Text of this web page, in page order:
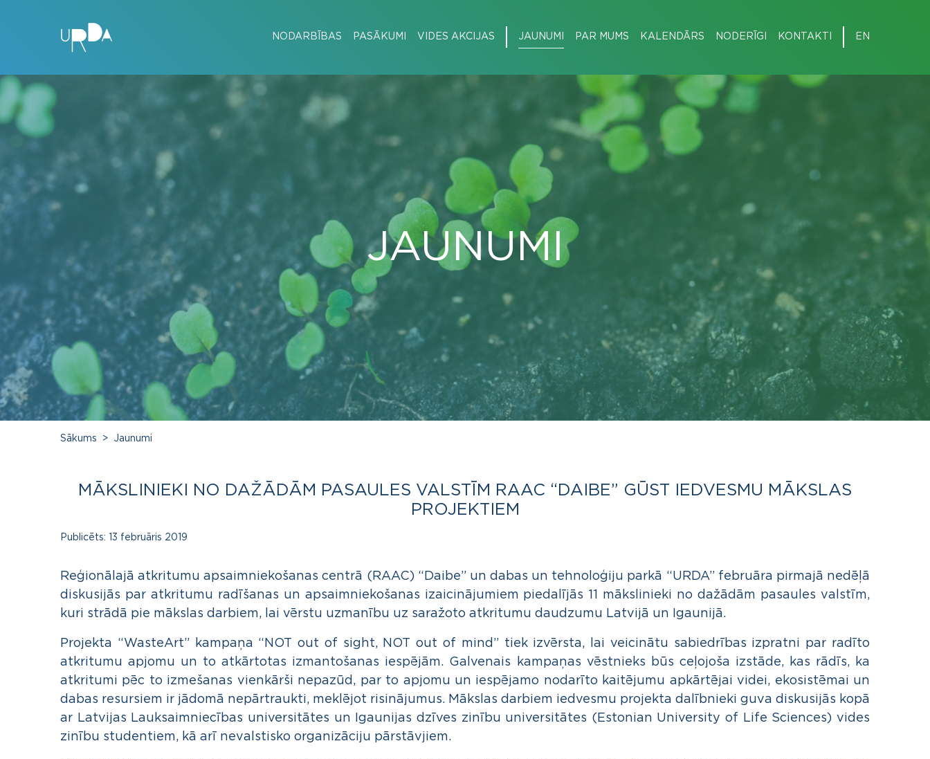
NODARBĪBAS PASĀKUMI VIDES AKCIJAS JAUNUMI PAR MUMS KALENDĀRS NODERĪGI KONTAKTI EN
JAUNUMI
Sākums Jaunumi
MĀKSLINIEKI NO DAŽĀDĀM PASAULES VALSTĪM RAAC “DAIBE” GŪST IEDVESMU MĀKSLAS
PROJEKTIEM
Publicēts: 13 februāris 2019
Reģionālajā atkritumu apsaimniekošanas centrā (RAAC) “Daibe” un dabas un tehnoloģiju parkā “URDA” februāra pirmajā nedēļā
diskusijās par atkritumu radīšanas un apsaimniekošanas izaicinājumiem piedalījās 11 mākslinieki no dažādām pasaules valstīm,
kuri strādā pie mākslas darbiem, lai vērstu uzmanību uz saražoto atkritumu daudzumu Latvijā un Igaunijā.
Projekta “WasteArt” kampaņa “NOT out of sight, NOT out of mind” tiek izvērsta, lai veicinātu sabiedrības izpratni par radīto
atkritumu apjomu un to atkārtotas izmantošanas iespējām. Galvenais kampaņas vēstnieks būs ceļojoša izstāde, kas rādīs, ka
atkritumi pēc to izmešanas vienkārši nepazūd, par to apjomu un iespējamo nodarīto kaitējumu apkārtējai videi, ekosistēmai un
dabas resursiem ir jādomā nepārtraukti, meklējot risinājumus. Mākslas darbiem iedvesmu projekta dalībnieki guva diskusijās kopā
ar Latvijas Lauksaimniecības universitātes un Igaunijas dzīves zinību universitātes (Estonian University of Life Sciences) vides
zinību studentiem, kā arī nevalstisko organizāciju pārstāvjiem.